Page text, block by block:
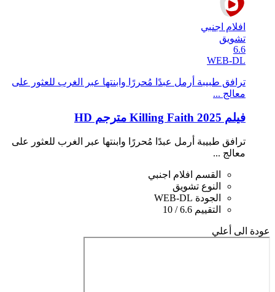
افلام اجنبي
تشويق
6.6
WEB-DL
ترافق طبيبة أرمل عبدًا مُحررًا وابنتها عبر الغرب للعثور على
معالج ...
فيلم Killing Faith 2025 مترجم HD
ترافق طبيبة أرمل عبدًا مُحررًا وابنتها عبر الغرب للعثور على
معالج ...
القسم
افلام اجنبي
النوع تشويق
الجودة WEB-DL
التقييم 6.6 / 10
عودة الى أعلي